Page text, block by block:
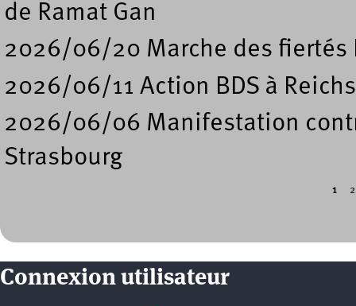
de Ramat Gan
2026/06/20 Marche des fiertés
2026/06/11 Action BDS à
2026/06/06 Manifestation
Strasbourg
1 2
Connexion utilisateur